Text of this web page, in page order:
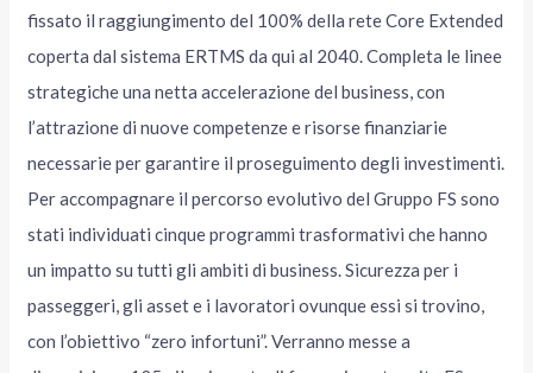
fissato il raggiungimento del 100% della rete Core Extended
coperta dal sistema ERTMS da qui al 2040. Completa le linee
strategiche una netta accelerazione del business, con
l’attrazione di nuove competenze e risorse finanziarie
necessarie per garantire il proseguimento degli investimenti.
Per accompagnare il percorso evolutivo del Gruppo FS sono
stati individuati cinque programmi trasformativi che hanno
un impatto su tutti gli ambiti di business. Sicurezza per i
passeggeri, gli asset e i lavoratori ovunque essi si trovino,
con l’obiettivo “zero infortuni”. Verranno messe a